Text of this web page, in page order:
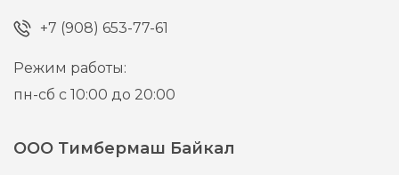
+7 (908) 653-77-61
Режим работы:
пн-сб с 10:00 до 20:00
ООО Тимбермаш Байкал